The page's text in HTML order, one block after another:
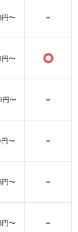
〜 -
〜 ○
〜 -
〜 -
〜 -
〜 -